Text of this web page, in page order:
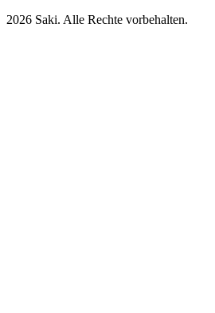
2026 Saki. Alle Rechte vorbehalten.